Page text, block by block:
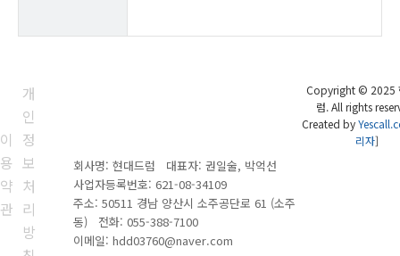
이
용
약
관
개
인
정
보
처
리
방
회사명: 현대드럼 대표자: 권일술, 박억선
사업자등록번호: 621-08-34109
주소: 50511 경남 양산시 소주공단로 61 (소주
동) 전화: 055-388-7100
이메일: hdd03760@naver.com
Copyright © 2025
럼. All rights
Created by
리자]